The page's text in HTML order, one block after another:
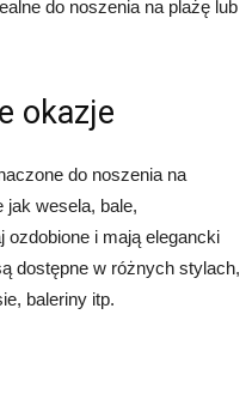
do noszenia na plażę lub
okazje
do noszenia na
jak wesela, bale,
i mają elegancki
dostępne w różnych stylach,
baleriny itp.